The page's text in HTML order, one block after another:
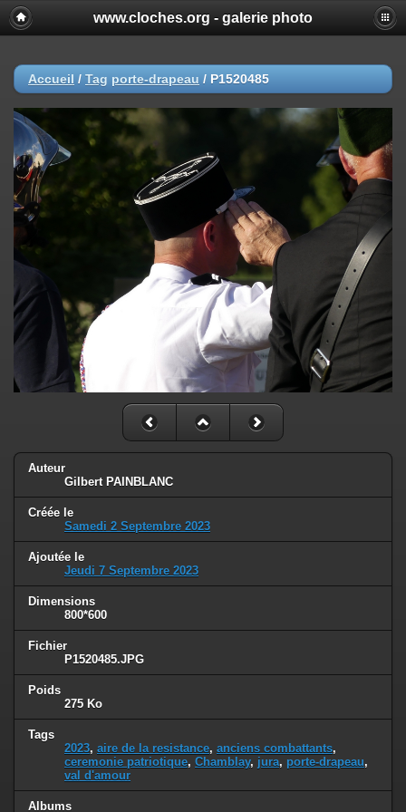
www.cloches.org - galerie photo
Accueil / Tag porte-drapeau / P1520485
Auteur
Gilbert PAINBLANC
Créée le
Samedi 2 Septembre 2023
Ajoutée le
Jeudi 7 Septembre 2023
Dimensions
800*600
Fichier
P1520485.JPG
Poids
275 Ko
Tags
2023, aire de la resistance, anciens combattants,
ceremonie patriotique, Chamblay, jura, porte-drapeau,
val d'amour
Albums